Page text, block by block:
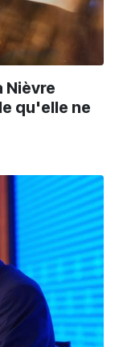
Nièvre
qu'elle ne